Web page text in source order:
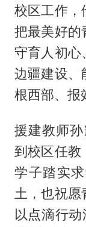
校区工作，
把最美好的
守育人初心
边疆建设、
根西部、报
援建教师
到校区任教
学子踏实
土，也祝愿
以点滴行动